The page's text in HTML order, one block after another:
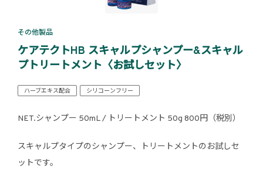
その他製品
ケアテクトHB スキャルプシャンプー&スキャル
プトリートメント〈お試しセット〉
ハーブエキス配合 シリコーンフリー
NET.シャンプー 50mL / トリートメント 50g 800円（税別）
スキャルプタイプのシャンプー、トリートメントのお試しセ
ットです。